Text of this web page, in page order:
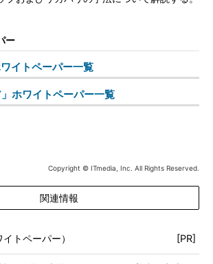
ー
イトペーパー一覧
」ホワイトペーパー一覧
Copyright © ITmedia, Inc. All Rights Reserved.
関連情報
トペーパー） [PR]